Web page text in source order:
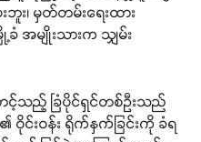
း၊ မှတ်တမ်းရေးထား
အမျိုးသားက သျှမ်း
ာင့်သည့် ခြံပိုင်ရှင်တစ်ဦးသည်
ဝိုင်းဝန်း ရိုက်နှက်ခြင်းကို ခံရ